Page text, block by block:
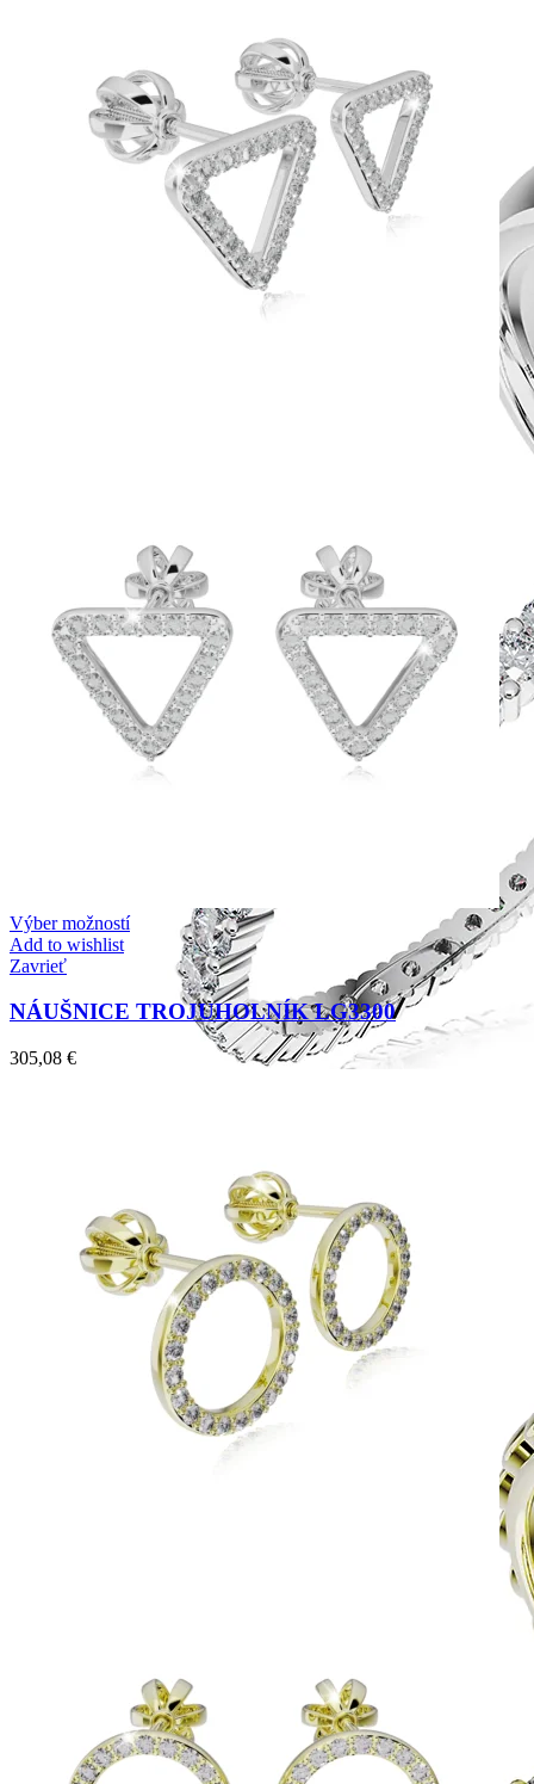
Harmony
Harmónia klasiky a moderného dizajnu.
Výber možností
Add to wishlist
Zavrieť
NÁUŠNICE TROJUHOLNÍK LG3300
305,08 €